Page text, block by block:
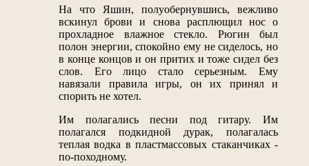
На что Яшин, полуобернувшись, вежливо
вскинул брови и снова расплющил нос о
прохладное влажное стекло. Рюгин был
полон энергии, спокойно ему не сиделось, но
в конце концов и он притих и тоже сидел без
слов. Его лицо стало серьезным. Ему
навязали правила игры, он их принял и
спорить не хотел.
Им полагались песни под гитару. Им
полагался подкидной дурак, полагалась
теплая водка в пластмассовых стаканчиках -
по-походному.